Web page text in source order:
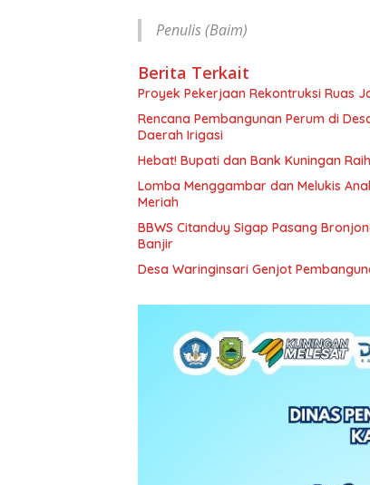
Penulis (Baim)
Berita Terkait
Proyek Pekerjaan Rekontruksi Ruas
Rencana Pembangunan Perum di
Daerah Irigasi
Hebat! Bupati dan Bank Kuningan
Lomba Menggambar dan Melukis
BBWS Citanduy Sigap Pasang
Banjir
Desa Waringinsari Genjot